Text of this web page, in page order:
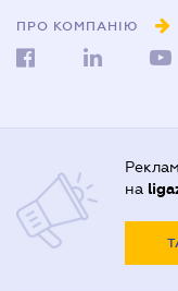
ПРО КОМПАНІЮ
на